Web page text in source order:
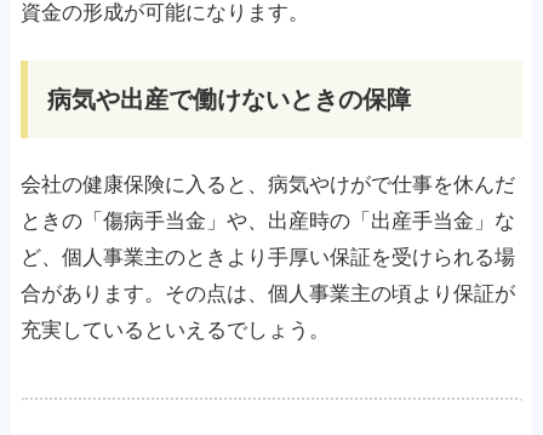
資金の形成が可能になります。
病気や出産で働けないときの保障
会社の健康保険に入ると、病気やけがで仕事を休んだ
ときの「傷病手当金」や、出産時の「出産手当金」な
ど、個人事業主のときより手厚い保証を受けられる場
合があります。その点は、個人事業主の頃より保証が
充実しているといえるでしょう。